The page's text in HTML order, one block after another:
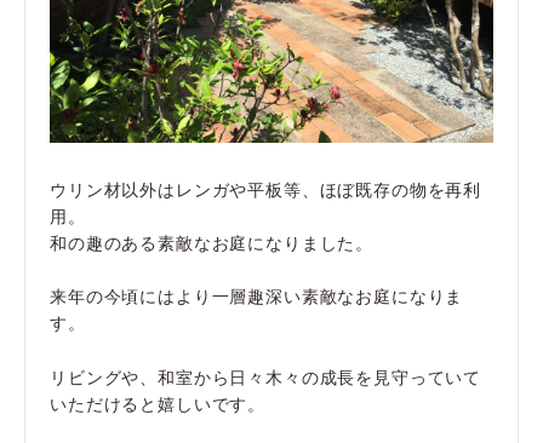
ウリン材以外はレンガや平板等、ほぼ既存の物を再利
用。
和の趣のある素敵なお庭になりました。
来年の今頃にはより一層趣深い素敵なお庭になりま
す。
リビングや、和室から日々木々の成長を見守っていて
いただけると嬉しいです。